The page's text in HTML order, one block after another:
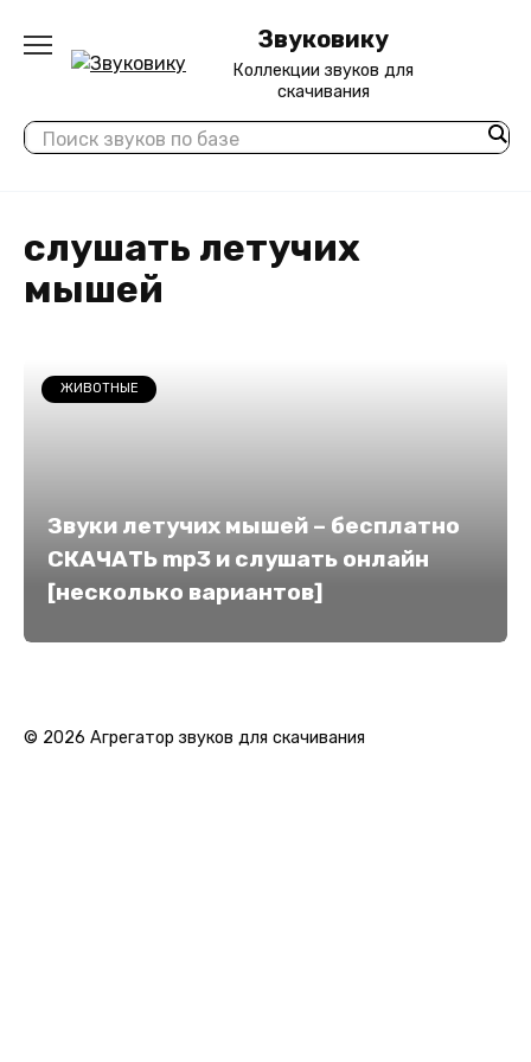
содержанию
Звуковику
Коллекции звуков для
скачивания
слушать летучих
мышей
ЖИВОТНЫЕ
Звуки летучих мышей – бесплатно
СКАЧАТЬ mp3 и слушать онлайн
[несколько вариантов]
© 2026 Агрегатор звуков для скачивания